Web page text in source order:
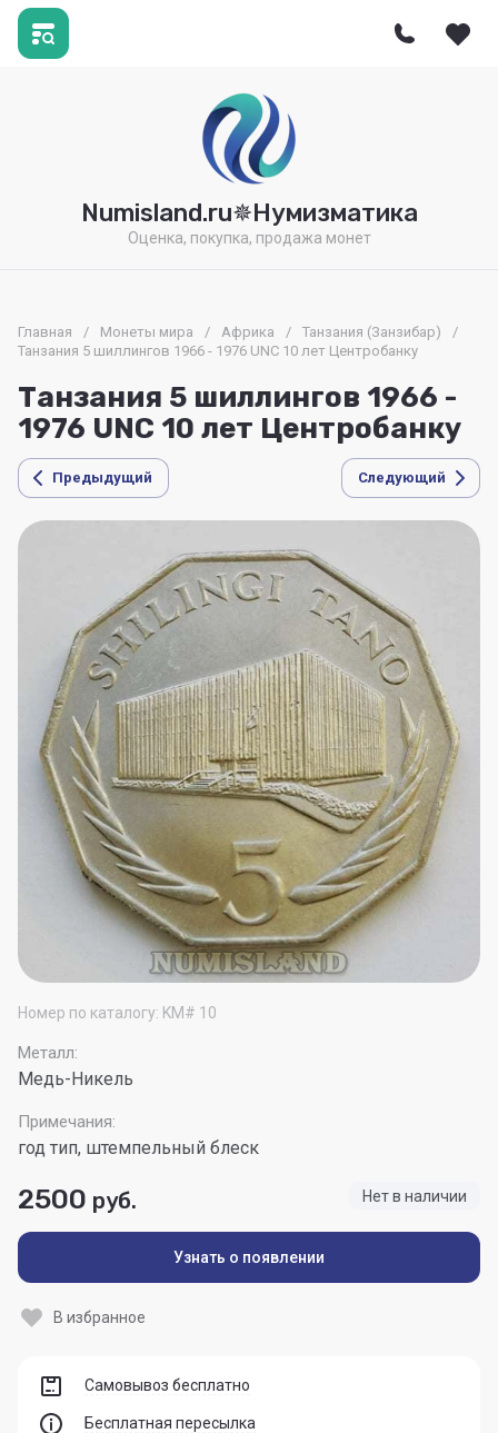
Numisland.ru✵Нумизматика
Оценка, покупка, продажа монет
Главная / Монеты мира / Африка / Танзания (Занзибар)
/
Танзания 5 шиллингов 1966 - 1976 UNC 10 лет Центробанку
Танзания 5 шиллингов 1966 -
1976 UNC 10 лет Центробанку
Предыдущий Следующий
Номер по каталогу: KM# 10
Металл:
Медь-Никель
Примечания:
год тип, штемпельный блеск
Нет в наличии
2500 руб.
Узнать о появлении
В избранное
Самовывоз бесплатно
Бесплатная пересылка